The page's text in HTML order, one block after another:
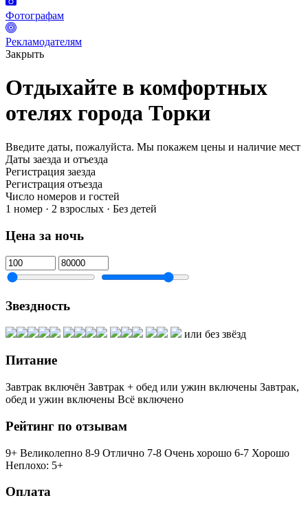
Фотографам
Рекламодателям
Закрыть
Отдыхайте в комфортных
отелях города Торки
Введите даты, пожалуйста. Мы покажем цены и наличие мест
Даты заезда и отъезда
Регистрация заезда
Регистрация отъезда
Число номеров и гостей
1 номер · 2 взрослых · Без детей
Цена за ночь
Звездность
или без звёзд
Питание
Завтрак включён Завтрак + обед или ужин включены Завтрак,
обед и ужин включены Всё включено
Рейтинг по отзывам
9+ Великолепно 8-9 Отлично 7-8 Очень хорошо 6-7 Хорошо
Неплохо: 5+
Оплата